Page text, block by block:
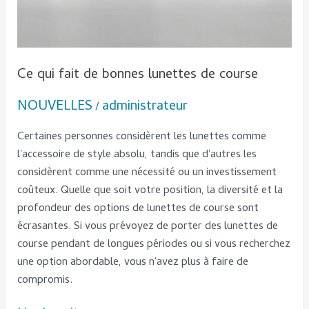
Ce qui fait de bonnes lunettes de course
NOUVELLES/administrateur
Certaines personnes considèrent les lunettes comme
l'accessoire de style absolu, tandis que d'autres les
considèrent comme une nécessité ou un investissement
coûteux. Quelle que soit votre position, la diversité et la
profondeur des options de lunettes de course sont
écrasantes. Si vous prévoyez de porter des lunettes de
course pendant de longues périodes ou si vous recherchez
une option abordable, vous n'avez plus à faire de
compromis.